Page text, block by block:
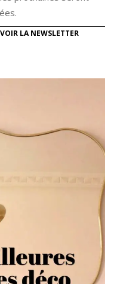
LA NEWSLETTER